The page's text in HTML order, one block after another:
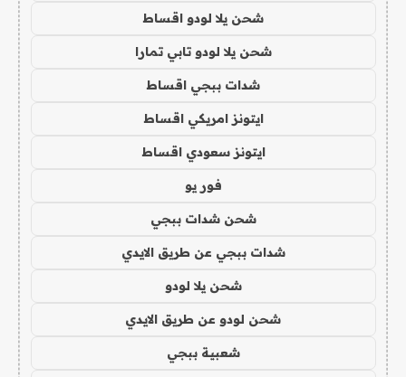
شحن يلا لودو اقساط
شحن يلا لودو تابي تمارا
شدات ببجي اقساط
ايتونز امريكي اقساط
ايتونز سعودي اقساط
فور يو
شحن شدات ببجي
شدات ببجي عن طريق الايدي
شحن يلا لودو
شحن لودو عن طريق الايدي
شعبية ببجي